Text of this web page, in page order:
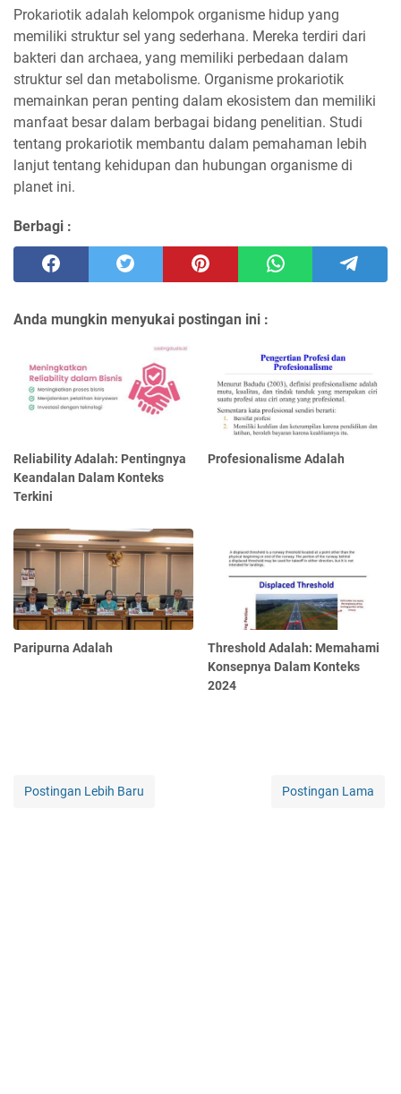
Prokariotik adalah kelompok organisme hidup yang
memiliki struktur sel yang sederhana. Mereka terdiri dari
bakteri dan archaea, yang memiliki perbedaan dalam
struktur sel dan metabolisme. Organisme prokariotik
memainkan peran penting dalam ekosistem dan memiliki
manfaat besar dalam berbagai bidang penelitian. Studi
tentang prokariotik membantu dalam pemahaman lebih
lanjut tentang kehidupan dan hubungan organisme di
planet ini.
Berbagi :
Anda mungkin menyukai postingan ini :
Reliability Adalah: Pentingnya
Keandalan Dalam Konteks
Terkini
Profesionalisme Adalah
Paripurna Adalah
Threshold Adalah: Memahami
Konsepnya Dalam Konteks
2024
Postingan Lebih Baru Postingan Lama